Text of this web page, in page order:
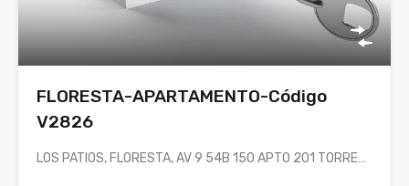
FLORESTA-APARTAMENTO-Código
V2826
LOS PATIOS, FLORESTA, AV 9 54B 150 APTO 201 TORRE…